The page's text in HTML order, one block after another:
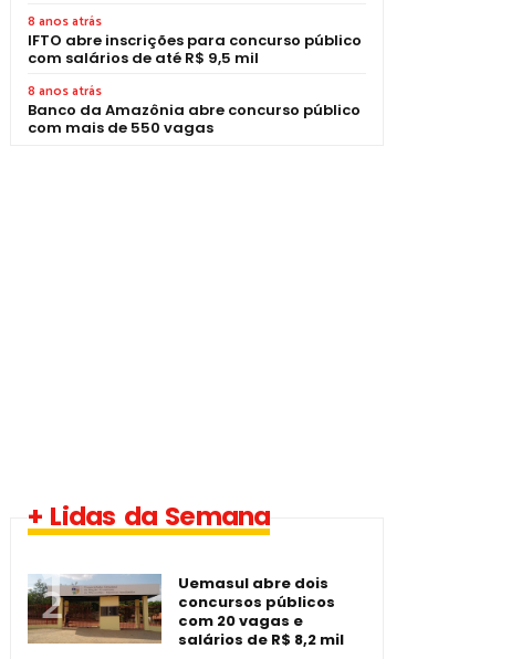
8 anos atrás
IFTO abre inscrições para concurso público
com salários de até R$ 9,5 mil
8 anos atrás
Banco da Amazônia abre concurso público
com mais de 550 vagas
+ Lidas da Semana
Imperatriz/MA
Uemasul abre dois
concursos públicos
com 20 vagas e
salários de R$ 8,2 mil